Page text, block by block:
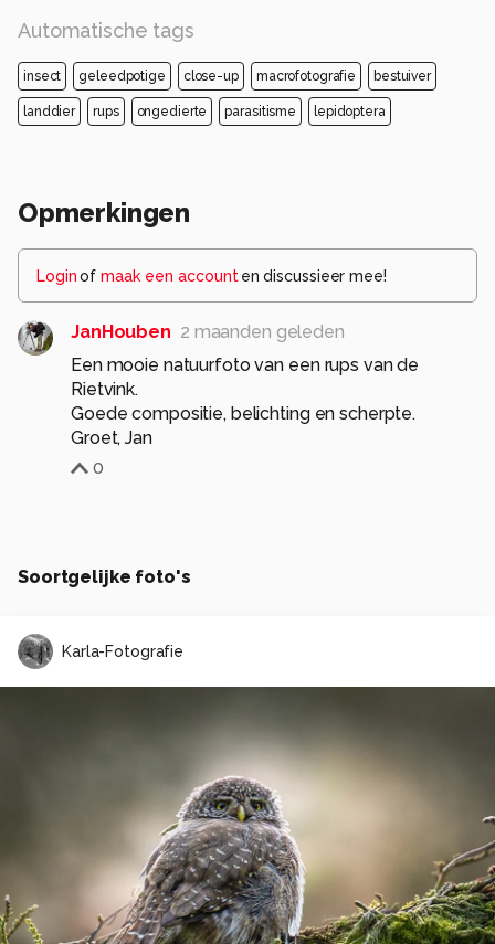
Automatische tags
insect geleedpotige close-up macrofotografie bestuiver
landdier rups ongedierte parasitisme lepidoptera
Opmerkingen
Loginof maak een account en discussieer mee!
JanHouben 2 maanden geleden
Een mooie natuurfoto van een rups van de
Rietvink.
Goede compositie, belichting en scherpte.
Groet, Jan
0
Soortgelijke foto's
Karla-Fotografie